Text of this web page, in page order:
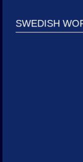
SWEDISH